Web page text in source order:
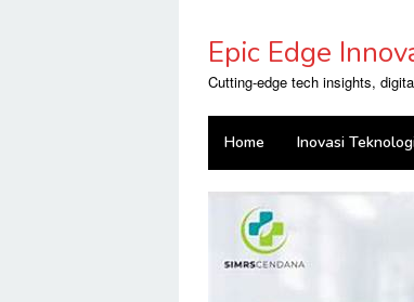
contentEpic Edge
Cutting-edge tech insights,
Home Inovasi